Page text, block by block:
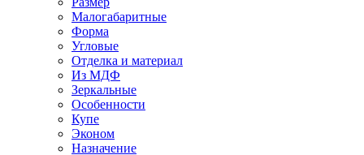
Малогабаритные
Форма
Угловые
Отделка и материал
Из МДФ
Зеркальные
Особенности
Купе
Эконом
Назначение